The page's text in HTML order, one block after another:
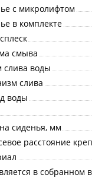
с микролифтом
в комплекте
смыва
слива воды
слива
воды
сиденья, мм
расстояние
в собранном